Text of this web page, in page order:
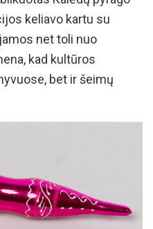
keliavo kartu su
net toli nuo
kad kultūros
bet ir šeimų